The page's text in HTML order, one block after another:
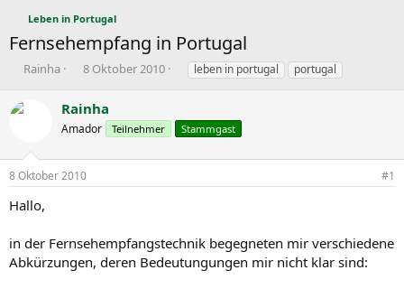
Leben in Portugal
Fernsehempfang in Portugal
E
s
t
l
e
Rainha
E
t
e
l
t
8 Oktober 2010
S
l
a
w
leben in portugal portugal
Rainha
Amador Teilnehmer Stammgast
8 Oktober 2010 #1
Hallo,
in der Fernsehempfangstechnik begegneten mir verschiedene
Abkürzungen, deren Bedeutungungen mir nicht klar sind: